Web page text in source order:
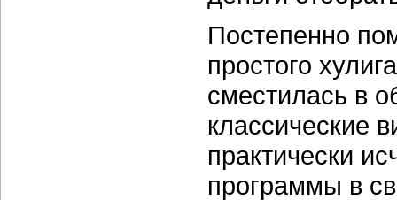
Постепенно
простого
сместилась в
классические
практически
программы в